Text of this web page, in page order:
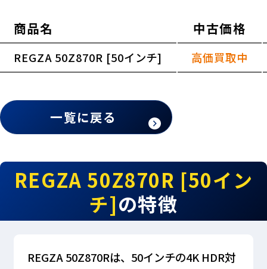
商品名 中古価格
REGZA 50Z870R [50インチ] 高価買取中
一覧に戻る
REGZA 50Z870R [50イン
チ]の特徴
REGZA 50Z870Rは、50インチの4K HDR対